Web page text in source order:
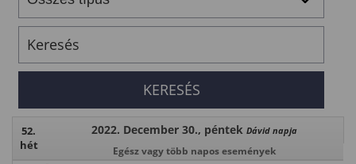
52.
hét
2022. December 30., péntek Dávid napja
Egész vagy több napos események